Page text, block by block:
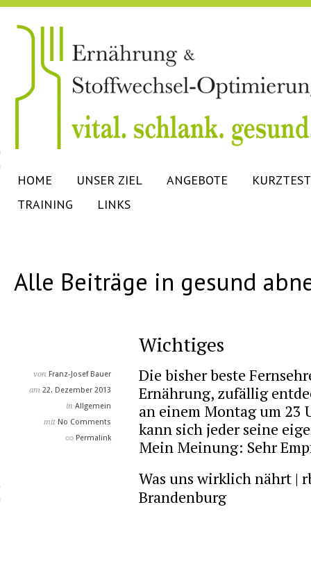
HOME UNSER ZIEL ANGEBOTE
KURZTEST
TRAINING
LINKS
Alle Beiträge in gesund
Wichtiges
von Franz-Josef Bauer
am 22. Dezember 2013
in Allgemein
mit No Comments
Permalink
Die bisher beste
Ernährung, zufällig
an einem Montag um 23
kann sich jeder seine
Mein Meinung: Sehr
Was uns wirklich nährt |
Brandenburg